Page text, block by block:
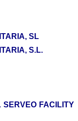
SL
S.L.
FACILITY